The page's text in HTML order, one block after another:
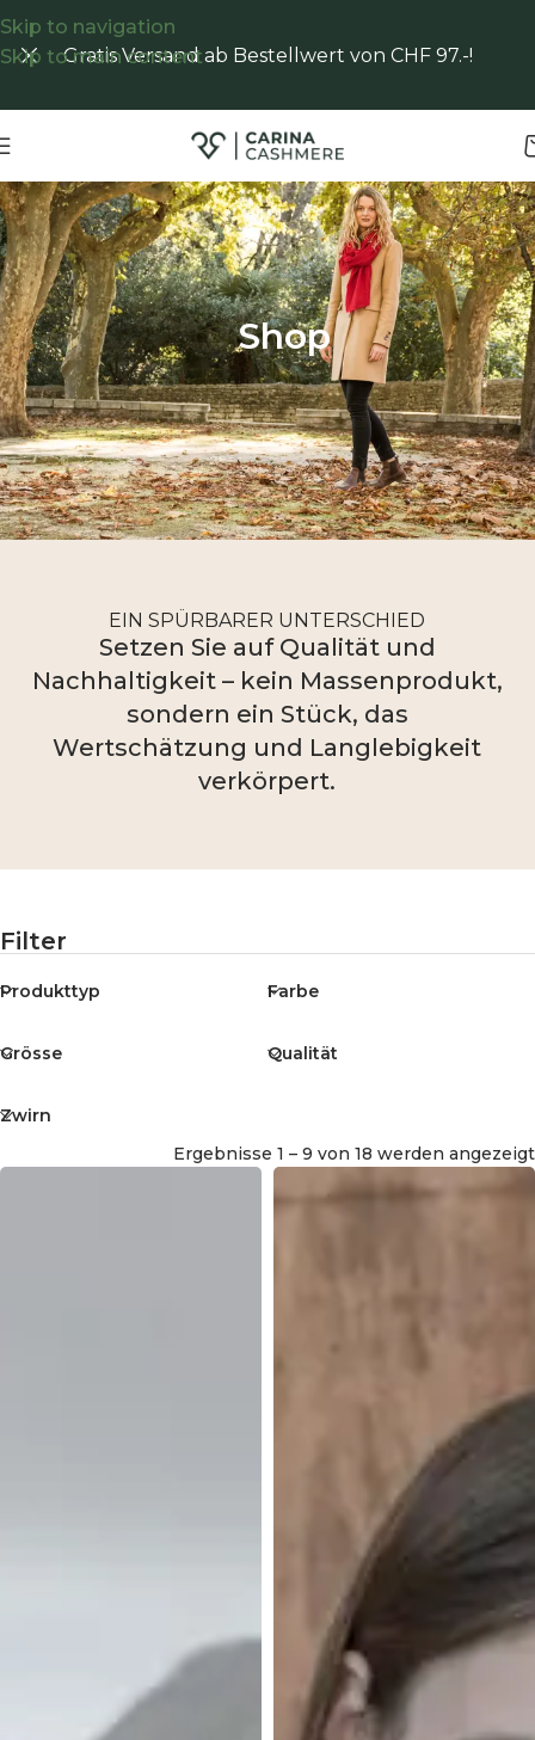
Skip to navigation
Skip to main content
Gratis Versand ab Bestellwert von CHF 97.-!
Shop
EIN SPÜRBARER UNTERSCHIED
Setzen Sie auf Qualität und
Nachhaltigkeit – kein Massenprodukt,
sondern ein Stück, das
Wertschätzung und Langlebigkeit
verkörpert.
Filter
Produkttyp Farbe
Grösse Qualität
Zwirn
Ergebnisse 1 – 9 von 18 werden angezeigt